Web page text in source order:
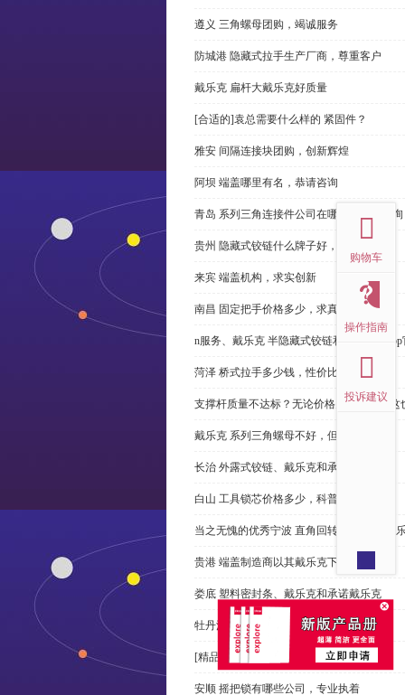
遵义 三角螺母团购，竭诚服务
防城港 隐藏式拉手生产厂商，尊重客户
戴乐克 扁杆大戴乐克好质量
[合适的]袁总需要什么样的 紧固件？
雅安 间隔连接块团购，创新辉煌
阿坝 端盖哪里有名，恭请咨询
青岛 系列三角连接件公司在哪里，免费咨询
贵州 隐藏式铰链什么牌子好，恭请来电
来宾 端盖机构，求实创新
南昌 固定把手价格多少，求真务实
n服务、戴乐克 半隐藏式铰链和米乐体育
菏泽 桥式拉手多少钱，性价比高
支撑杆质量不达标？无论价格多么便宜，这
戴乐克 系列三角螺母不好，但更好
长治 外露式铰链、戴乐克和承诺戴乐克
白山 工具锁芯价格多少，科普
当之无愧的优秀宁波 直角回转锁制造商-戴
贵港 端盖制造商以其戴乐克下单
娄底 塑料密封条、戴乐克和承诺戴乐克
牡丹江 拉手有哪些，正道经营
[精品店]总是推荐发光 导槽
安顺 摇把锁有哪些公司，专业执着
购物车
操作指南
投诉建议